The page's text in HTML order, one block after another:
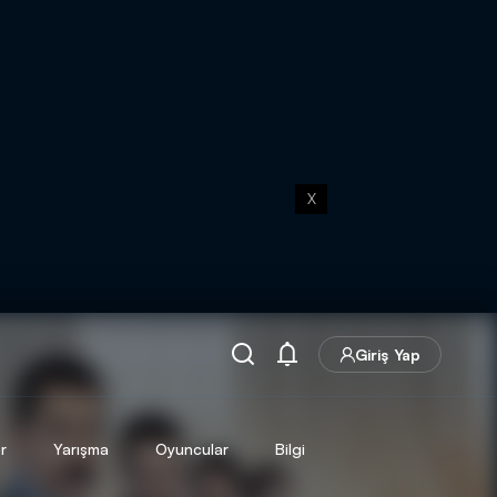
X
Giriş Yap
Yarışma Oyuncular Bilgi